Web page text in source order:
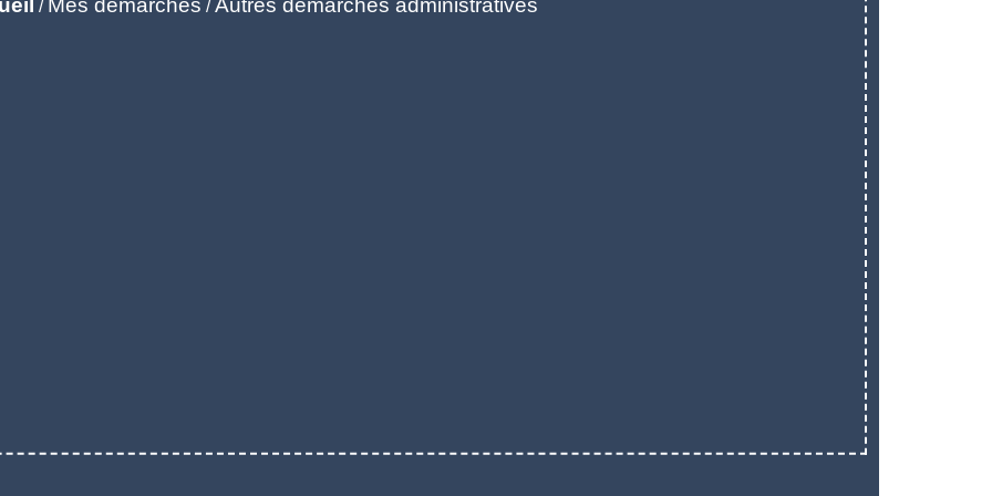
/ Mes démarches / Autres démarches administratives